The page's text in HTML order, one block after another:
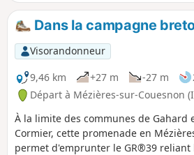
Dans la campagne
Visorandonneur
9,46 km
+27 m -27 m
Départ à Mézières-sur-Couesnon
À la limite des communes de Gahard
Cormier, cette promenade en
permet d'emprunter le GR®39 reliant